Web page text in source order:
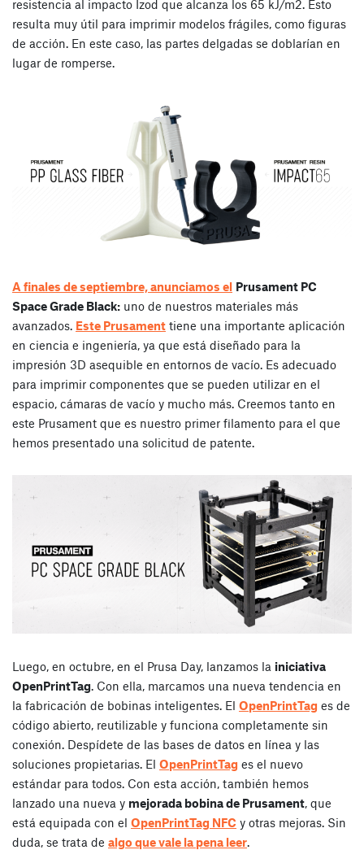
resistencia al impacto Izod que alcanza los 65 kJ/m2. Esto
resulta muy útil para imprimir modelos frágiles, como figuras
de acción. En este caso, las partes delgadas se doblarían en
lugar de romperse.
A finales de septiembre, anunciamos el Prusament PC
Space Grade Black: uno de nuestros materiales más
avanzados. Este Prusament tiene una importante aplicación
en ciencia e ingeniería, ya que está diseñado para la
impresión 3D asequible en entornos de vacío. Es adecuado
para imprimir componentes que se pueden utilizar en el
espacio, cámaras de vacío y mucho más. Creemos tanto en
este Prusament que es nuestro primer filamento para el que
hemos presentado una solicitud de patente.
Luego, en octubre, en el Prusa Day, lanzamos la iniciativa
OpenPrintTag. Con ella, marcamos una nueva tendencia en
la fabricación de bobinas inteligentes. El OpenPrintTag es de
código abierto, reutilizable y funciona completamente sin
conexión. Despídete de las bases de datos en línea y las
soluciones propietarias. El OpenPrintTag es el nuevo
estándar para todos. Con esta acción, también hemos
lanzado una nueva y mejorada bobina de Prusament, que
está equipada con el OpenPrintTag NFC y otras mejoras. Sin
duda, se trata de algo que vale la pena leer.